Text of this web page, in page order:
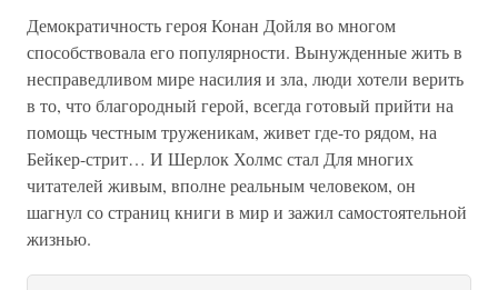
Демократичность героя Конан Дойля во многом
способствовала его популярности. Вынужденные жить в
несправедливом мире насилия и зла, люди хотели верить
в то, что благородный герой, всегда готовый прийти на
помощь честным труженикам, живет где-то рядом, на
Бейкер-стрит… И Шерлок Холмс стал Для многих
читателей живым, вполне реальным человеком, он
шагнул со страниц книги в мир и зажил самостоятельной
жизнью.